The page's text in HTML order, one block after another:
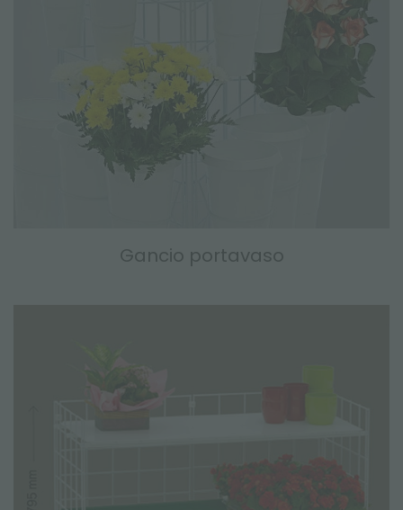
Gancio portavaso